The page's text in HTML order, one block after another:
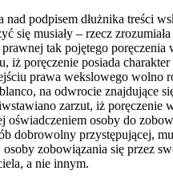
podpisem dłużnika treści
się musiały – rzecz
tak pojętego poręczenia
iż poręczenie posiada
prawa wekslowego wolno
na odwrocie znajdujące
zarzut, iż poręczenie
oświadczeniem osoby do
dobrowolny przystępującej,
zobowiązania się przez
a nie innym.